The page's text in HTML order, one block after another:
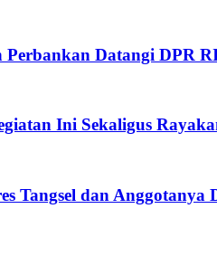
Datangi DPR
Ini Sekaligus
Tangsel dan Anggotanya